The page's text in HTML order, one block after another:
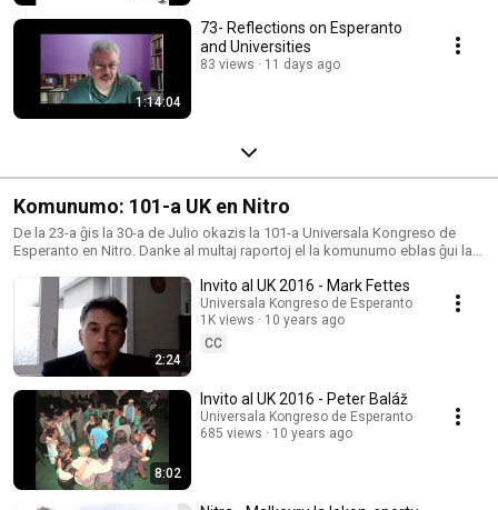
1:14:04
73- Reflections on Esperanto
and Universities
83 views 11 days ago
Komunumo: 101-a UK en Nitro
De la 23-a ĝis la 30-a de Julio okazis la 101-a Universala Kongreso de
Esperanto en Nitro. Danke al multaj raportoj el la komunumo eblas ĝui la
2:24
Invito al UK 2016 - Mark Fettes
Universala Kongreso de Esperanto
1K views
10 years ago
CC
8:02
Invito al UK 2016 - Peter Baláž
Universala Kongreso de Esperanto
685 views
10 years ago